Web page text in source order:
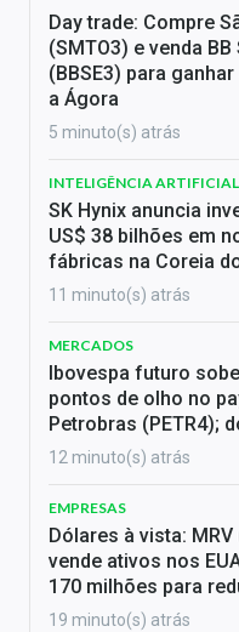
Day trade: Compre
(SMTO3) e venda
(BBSE3) para
a Ágora
5 minuto(s) atrás
INTELIGÊNCIA ARTIFICIAL
SK Hynix anuncia
US$ 38 bilhões em
fábricas na Coreia
11 minuto(s) atrás
MERCADOS
Ibovespa futuro
pontos de olho no
Petrobras (PETR4);
12 minuto(s) atrás
EMPRESAS
Dólares à vista: MRV
vende ativos nos
170 milhões para
19 minuto(s) atrás